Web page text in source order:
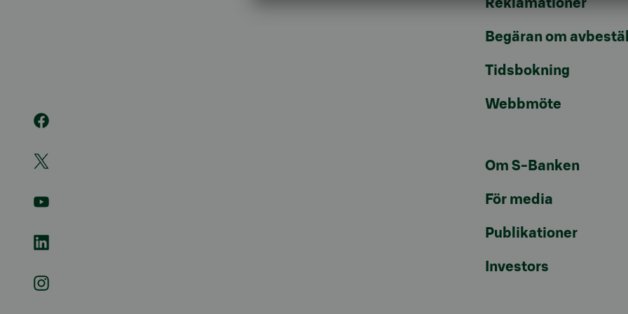
Reklamationer
Begäran om
Tidsbokning
Webbmöte
Om S-Banken
För media
Publikationer
Investors